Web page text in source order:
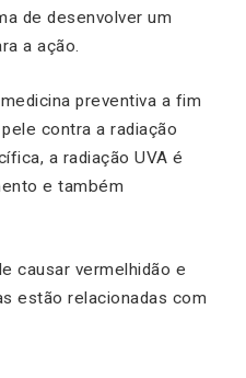
de desenvolver um
a ação.
preventiva a fim
contra a radiação
a radiação UVA é
e também
causar vermelhidão e
estão relacionadas com